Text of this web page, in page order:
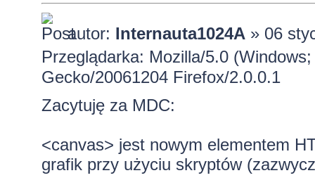
autor: Internauta1024A» 06
Przeglądarka: Mozilla/5.0
Gecko/20061204 Firefox/2.0.0.1
Zacytuję za MDC:
<canvas> jest nowym elementem
grafik przy użyciu skryptów